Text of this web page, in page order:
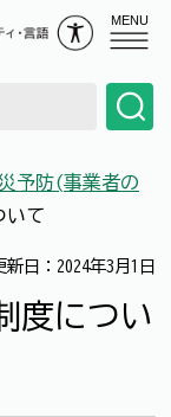
MENU
予防(事業者の
いて
新日：2024年3月1日
度につい